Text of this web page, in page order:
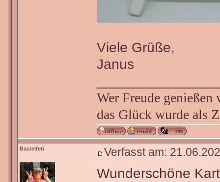
Viele Grüße,
Janus
Wer Freude
das Glück wurde als
Bastelfeti Verfasst am:
Wunderschöne